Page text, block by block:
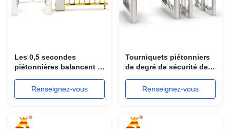
Les 0,5 secondes
piétonnières balancent le
barrière avec la
reconnaissance des
Renseignez-vous
Tourniquets piétonniers
de degré de sécurité de
reconnaissance des
visages de l'entrée SS304
Renseignez-vous